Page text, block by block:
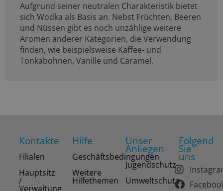
Aufgrund seiner neutralen Charakteristik bietet
sich Wodka als Basis an. Nebst Früchten, Beeren
und Nüssen gibt es noch unzählige weitere
Aromen anderer Kategorien, die Verwendung
finden, wie beispielsweise Kaffee- und
Tonkabohnen, Vanille und Caramel.
Kontakte
Filialen
Hauptsitz
/
Verwaltung
Hilfe
Geschäftsbedingungen
Weitere
Hilfethemen
Unser
Anliegen
Jugendschutz
Umweltschutz
Folgend
Sie
uns